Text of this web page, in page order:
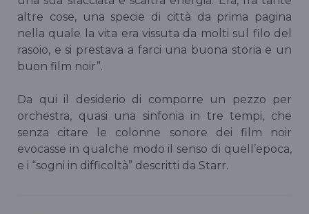
altre cose, una specie di città da prima pagina
nella quale la vita era vissuta da molti sul filo del
rasoio, e si prestava a farci una buona storia e un
buon film noir”.
Da qui il desiderio di comporre un pezzo per
orchestra, quasi una sinfonia in tre tempi, che
senza citare le colonne sonore dei film noir
evocasse in qualche modo il senso di quell’epoca,
e i “sogni in difficoltà” descritti da Starr.